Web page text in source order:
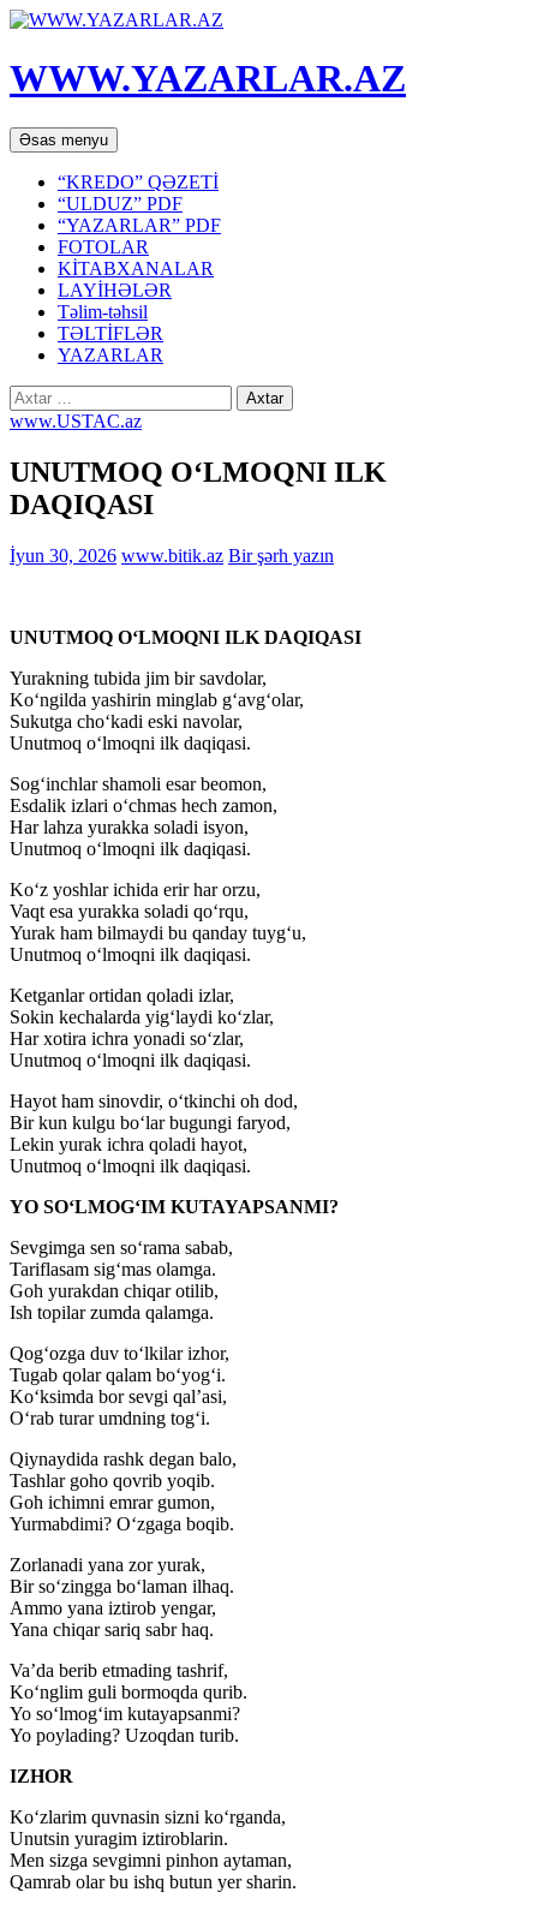
WWW.YAZARLAR.AZ
Axtar
Əsas menyu Mühtəviyyata
keç
“KREDO” QƏZETİ
“ULDUZ” PDF
“YAZARLAR” PDF
FOTOLAR
KİTABXANALAR
LAYİHƏLƏR
Təlim-təhsil
TƏLTİFLƏR
YAZARLAR
Axtarış:
www.USTAC.az
UNUTMOQ O‘LMOQNI ILK
DAQIQASI
İyun 30, 2026 www.bitik.az Bir şərh yazın
UNUTMOQ O‘LMOQNI ILK DAQIQASI
Yurakning tubida jim bir savdolar,
Ko‘ngilda yashirin minglab g‘avg‘olar,
Sukutga cho‘kadi eski navolar,
Unutmoq o‘lmoqni ilk daqiqasi.
Sog‘inchlar shamoli esar beomon,
Esdalik izlari o‘chmas hech zamon,
Har lahza yurakka soladi isyon,
Unutmoq o‘lmoqni ilk daqiqasi.
Ko‘z yoshlar ichida erir har orzu,
Vaqt esa yurakka soladi qo‘rqu,
Yurak ham bilmaydi bu qanday tuyg‘u,
Unutmoq o‘lmoqni ilk daqiqasi.
Ketganlar ortidan qoladi izlar,
Sokin kechalarda yig‘laydi ko‘zlar,
Har xotira ichra yonadi so‘zlar,
Unutmoq o‘lmoqni ilk daqiqasi.
Hayot ham sinovdir, o‘tkinchi oh dod,
Bir kun kulgu bo‘lar bugungi faryod,
Lekin yurak ichra qoladi hayot,
Unutmoq o‘lmoqni ilk daqiqasi.
YO SO‘LMOG‘IM KUTAYAPSANMI?
Sevgimga sen so‘rama sabab,
Tariflasam sig‘mas olamga.
Goh yurakdan chiqar otilib,
Ish topilar zumda qalamga.
Qog‘ozga duv to‘lkilar izhor,
Tugab qolar qalam bo‘yog‘i.
Ko‘ksimda bor sevgi qal’asi,
O‘rab turar umdning tog‘i.
Qiynaydida rashk degan balo,
Tashlar goho qovrib yoqib.
Goh ichimni emrar gumon,
Yurmabdimi? O‘zgaga boqib.
Zorlanadi yana zor yurak,
Bir so‘zingga bo‘laman ilhaq.
Ammo yana iztirob yengar,
Yana chiqar sariq sabr haq.
Vaʼda berib etmading tashrif,
Ko‘nglim guli bormoqda qurib.
Yo so‘lmog‘im kutayapsanmi?
Yo poylading? Uzoqdan turib.
IZHOR
Ko‘zlarim quvnasin sizni ko‘rganda,
Unutsin yuragim iztiroblarin.
Men sizga sevgimni pinhon aytaman,
Qamrab olar bu ishq butun yer sharin.